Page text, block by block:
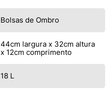
Bolsas de Ombro
44cm largura x 32cm altura
x 12cm comprimento
18 L